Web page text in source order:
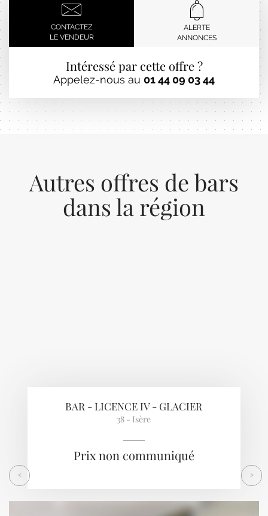
CONTACTEZ
LE VENDEUR
ALERTE
ANNONCES
Intéressé par cette offre ?
Appelez-nous au 01 44 09 03 44
Autres offres de bars
dans la région
BAR - LICENCE IV - GLACIER
38 - Isère
Prix non communiqué
< >